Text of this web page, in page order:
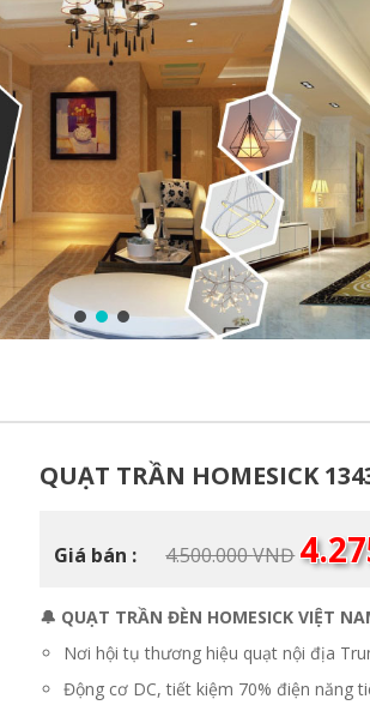
QUẠT TRẦN HOMESICK
Giá bán : 4.500.000VNĐ
Giá
gốc
🔔 QUẠT TRẦN ĐÈN HOMESICK VIỆT
Nơi hội tụ thương hiệu quạt nội địa
Động cơ DC, tiết kiệm 70% điện năng